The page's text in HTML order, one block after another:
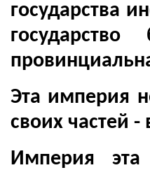
государства
Эта империя
своих частей
Империя